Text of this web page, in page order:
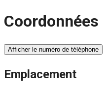
Coordonnées
Afficher le numéro de téléphone
Emplacement